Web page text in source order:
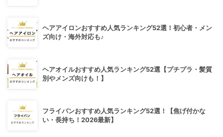
ヘアアイロンおすすめ人気ランキング52選！初心者・メン
ズ向け・海外対応も♪
ヘアオイルおすすめ人気ランキング52選【プチプラ・髪質
別やメンズ向けも！】
フライパンおすすめ人気ランキング52選！【焦げ付かな
い・長持ち！2026最新】